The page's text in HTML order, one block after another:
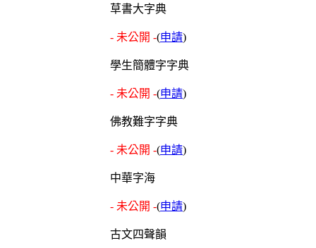
草書大字典
- 未公開 -(申請)
學生簡體字字典
- 未公開 -(申請)
佛教難字字典
- 未公開 -(申請)
中華字海
- 未公開 -(申請)
古文四聲韻